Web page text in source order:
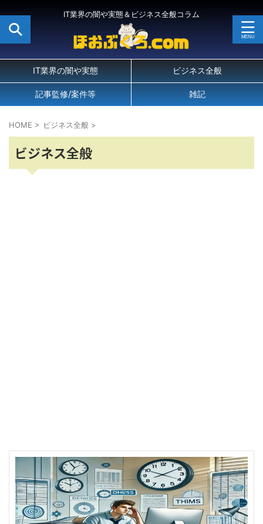
IT業界の闇や実態＆ビジネス全般コラム
IT業界の闇や実態 ビジネス全般
記事監修/案件等 雑記
HOME > ビジネス全般 >
ビジネス全般